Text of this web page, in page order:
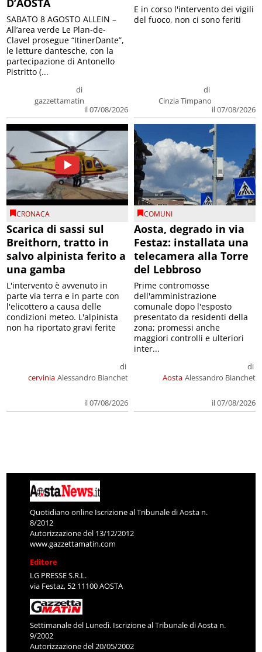
D’AOSTA
di
gazzettamatin
il 07/08/2026
SABATO 8 AGOSTO ALLEIN –
All’area verde Le Plan-de-
Clavel prosegue “ItinerDante”,
le letture dantesche, con la
partecipazione di Antonello
Pistritto (...
di
Cinzia Timpano
il 07/08/2026
E in corso l'intervento dei vigili
del fuoco, non ci sono feriti
CRONACA
Scarica di sassi sul
Breithorn, tratto in
salvo alpinista ferito a
una gamba
cervinia
di
Alessandro Bianchet
il 07/08/2026
L'intervento è avvenuto in
parte via terra e in parte con
l'elicottero a causa delle
condizioni meteo. L'alpinista
non ha riportato gravi ferite
COMUNI
Aosta, degrado in via
Festaz: installata una
telecamera alla Torre
del Lebbroso
Aosta
di
Alessandro Bianchet
il 07/08/2026
Prime contromosse
dell'amministrazione
comunale dopo l'esposto
presentato da residenti della
zona; promessi anche
maggiori controlli e ulteriori
inter...
Quotidiano online Iscrizione al Tribunale di Aosta n.
8/2012
Autorizzazione del 13/12/2012
www.gazzettamatin.com
Editore
LG PRESSE S.R.L.
via Festaz, 52 11100 AOSTA
Settimanale del Lunedì. Iscrizione al Tribunale di Aosta n.
9/2002
Autorizzazione del 20/05/2002